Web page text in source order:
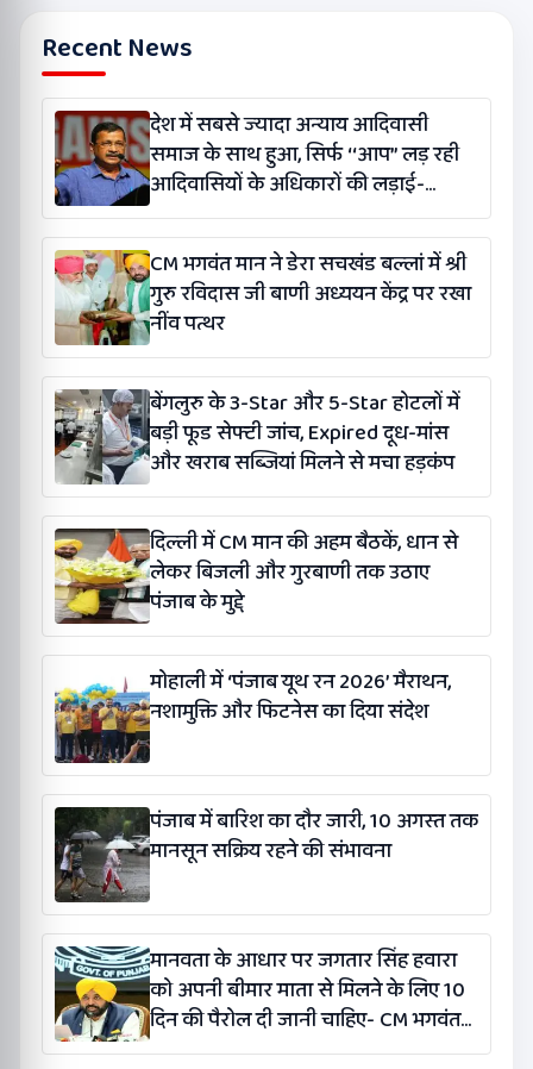
Recent News
देश में सबसे ज्यादा अन्याय आदिवासी
समाज के साथ हुआ, सिर्फ ‘‘आप’’ लड़ रही
आदिवासियों के अधिकारों की लड़ाई-
केजरीवाल
CM भगवंत मान ने डेरा सचखंड बल्लां में श्री
गुरु रविदास जी बाणी अध्ययन केंद्र पर रखा
नींव पत्थर
बेंगलुरु के 3-Star और 5-Star होटलों में
बड़ी फूड सेफ्टी जांच, Expired दूध-मांस
और खराब सब्जियां मिलने से मचा हड़कंप
दिल्ली में CM मान की अहम बैठकें, धान से
लेकर बिजली और गुरबाणी तक उठाए
पंजाब के मुद्दे
मोहाली में ‘पंजाब यूथ रन 2026’ मैराथन,
नशामुक्ति और फिटनेस का दिया संदेश
पंजाब में बारिश का दौर जारी, 10 अगस्त तक
मानसून सक्रिय रहने की संभावना
मानवता के आधार पर जगतार सिंह हवारा
को अपनी बीमार माता से मिलने के लिए 10
दिन की पैरोल दी जानी चाहिए- CM भगवंत
सिंह मान